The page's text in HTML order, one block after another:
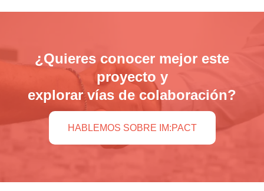
¿Quieres conocer mejor este
proyecto y
explorar vías de colaboración?
HABLEMOS SOBRE IM:PACT